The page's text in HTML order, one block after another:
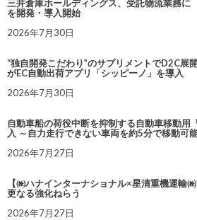
三井倉庫ホールディングス、受託物流業務に
を開発・導入開始
2026年7月30日
“独自開発こだわり”のサプリメントでD2C展
がEC自動出荷アプリ「シッピーノ」を導入
2026年7月30日
自動車船の荷役中断を抑制する自動車移動用
入 ～自力走行できない車両を約5分で移動可
2026年7月27日
【㈱ハナインターナショナル×星清重機運輸
更なる強化ねらう
2026年7月27日